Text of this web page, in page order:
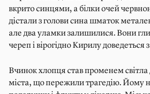
вкрито синцями, а білки очей
дістали з голови сина шматок
але два уламки залишилися. Вони
череп і вірогідно Кирилу
Вчинок хлопця став променем світла
міста, що пережили трагедію. Йому